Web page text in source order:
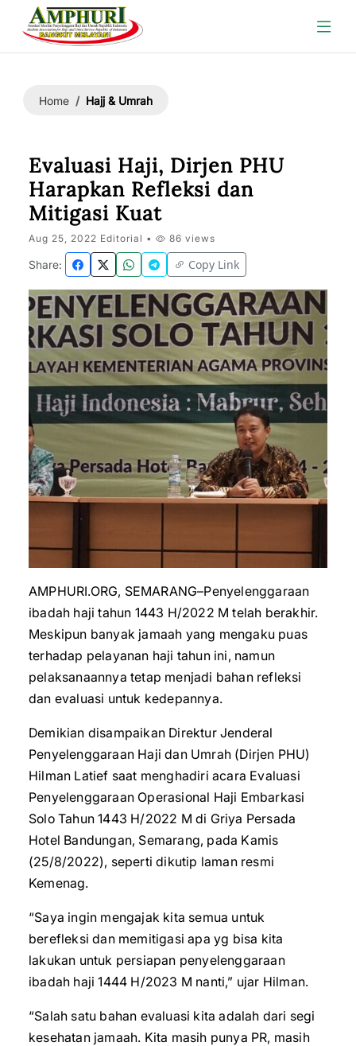
Home Hajj & Umrah
Evaluasi Haji, Dirjen PHU
Harapkan Refleksi dan
Mitigasi Kuat
Aug 25, 2022 Editorial • 86 views
Share: Copy Link
AMPHURI.ORG, SEMARANG–Penyelenggaraan
ibadah haji tahun 1443 H/2022 M telah berakhir.
Meskipun banyak jamaah yang mengaku puas
terhadap pelayanan haji tahun ini, namun
pelaksanaannya tetap menjadi bahan refleksi
dan evaluasi untuk kedepannya.
Demikian disampaikan Direktur Jenderal
Penyelenggaraan Haji dan Umrah (Dirjen PHU)
Hilman Latief saat menghadiri acara Evaluasi
Penyelenggaraan Operasional Haji Embarkasi
Solo Tahun 1443 H/2022 M di Griya Persada
Hotel Bandungan, Semarang, pada Kamis
(25/8/2022), seperti dikutip laman resmi
Kemenag.
“Saya ingin mengajak kita semua untuk
berefleksi dan memitigasi apa yg bisa kita
lakukan untuk persiapan penyelenggaraan
ibadah haji 1444 H/2023 M nanti,” ujar Hilman.
“Salah satu bahan evaluasi kita adalah dari segi
kesehatan jamaah. Kita masih punya PR, masih